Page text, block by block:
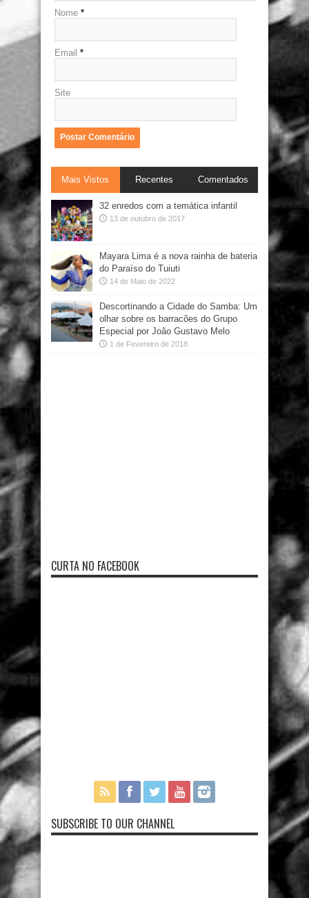
Nome *
Email *
Site
Mais Vistos Recentes Comentados
32 enredos com a temática infantil
13 de outubro de 2017
Mayara Lima é a nova rainha de bateria
do Paraíso do Tuiuti
14 de Maio de 2022
Descortinando a Cidade do Samba: Um
olhar sobre os barracões do Grupo
Especial por João Gustavo Melo
1 de Fevereiro de 2018
CURTA NO FACEBOOK
SUBSCRIBE TO OUR CHANNEL